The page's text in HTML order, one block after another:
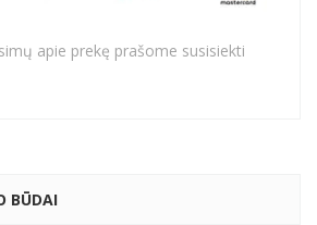
apie prekę prašome susisiekti
BŪDAI